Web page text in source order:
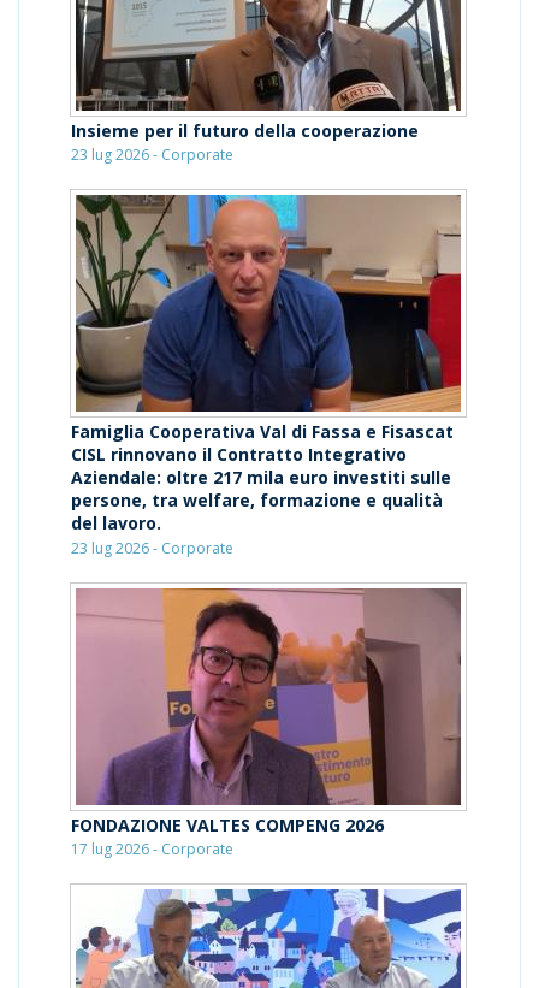
Insieme per il futuro della cooperazione
23 lug 2026 - Corporate
Famiglia Cooperativa Val di Fassa e Fisascat
CISL rinnovano il Contratto Integrativo
Aziendale: oltre 217 mila euro investiti sulle
persone, tra welfare, formazione e qualità
del lavoro.
23 lug 2026 - Corporate
FONDAZIONE VALTES COMPENG 2026
17 lug 2026 - Corporate